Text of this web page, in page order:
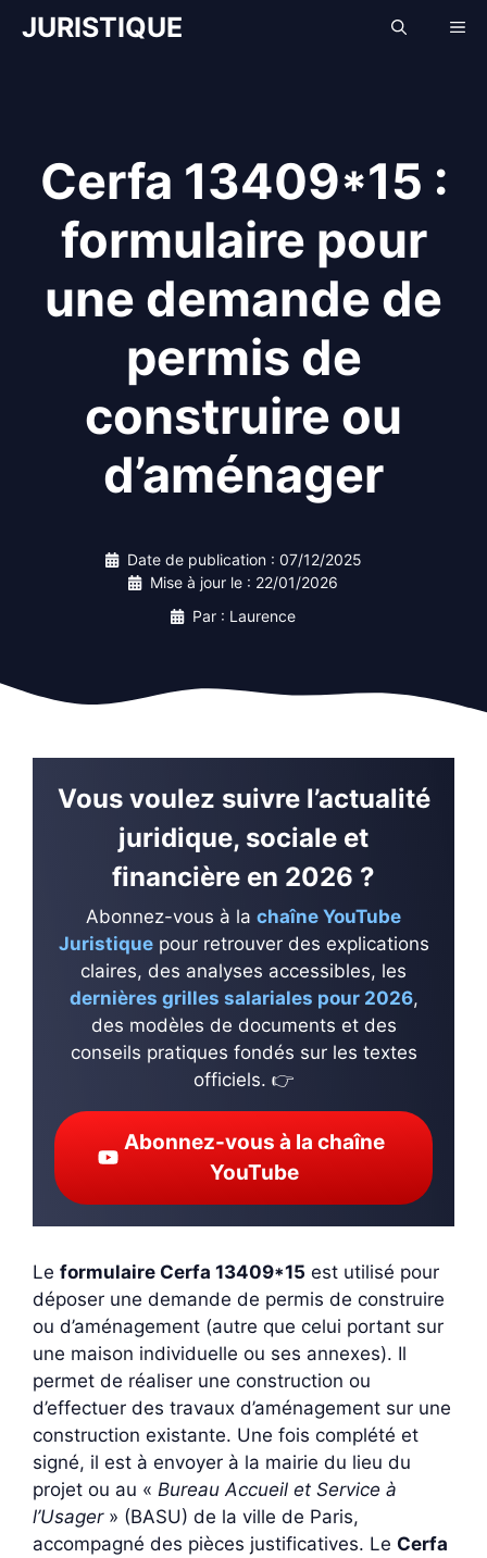
AllerJURISTIQUE
Cerfa 13409*15 :
formulaire pour
une demande de
permis de
construire ou
d’aménager
Date de publication : 07/12/2025
Mise à jour le : 22/01/2026
Par : Laurence
Vous voulez suivre l’actualité
juridique, sociale et
financière en 2026 ?
Abonnez-vous à la chaîne YouTube
Juristiquepour retrouver des explications
claires, des analyses accessibles, les
dernières grilles salariales pour 2026,
des modèles de documents et des
conseils pratiques fondés sur les textes
officiels. 👉
Abonnez-vous à la chaîne
YouTube
Le formulaire Cerfa 13409*15 est utilisé pour
déposer une demande de permis de construire
ou d’aménagement (autre que celui portant sur
une maison individuelle ou ses annexes). Il
permet de réaliser une construction ou
d’effectuer des travaux d’aménagement sur une
construction existante. Une fois complété et
signé, il est à envoyer à la mairie du lieu du
projet ou au « Bureau Accueil et Service à
l’Usager» (BASU) de la ville de Paris,
accompagné des pièces justificatives. Le Cerfa